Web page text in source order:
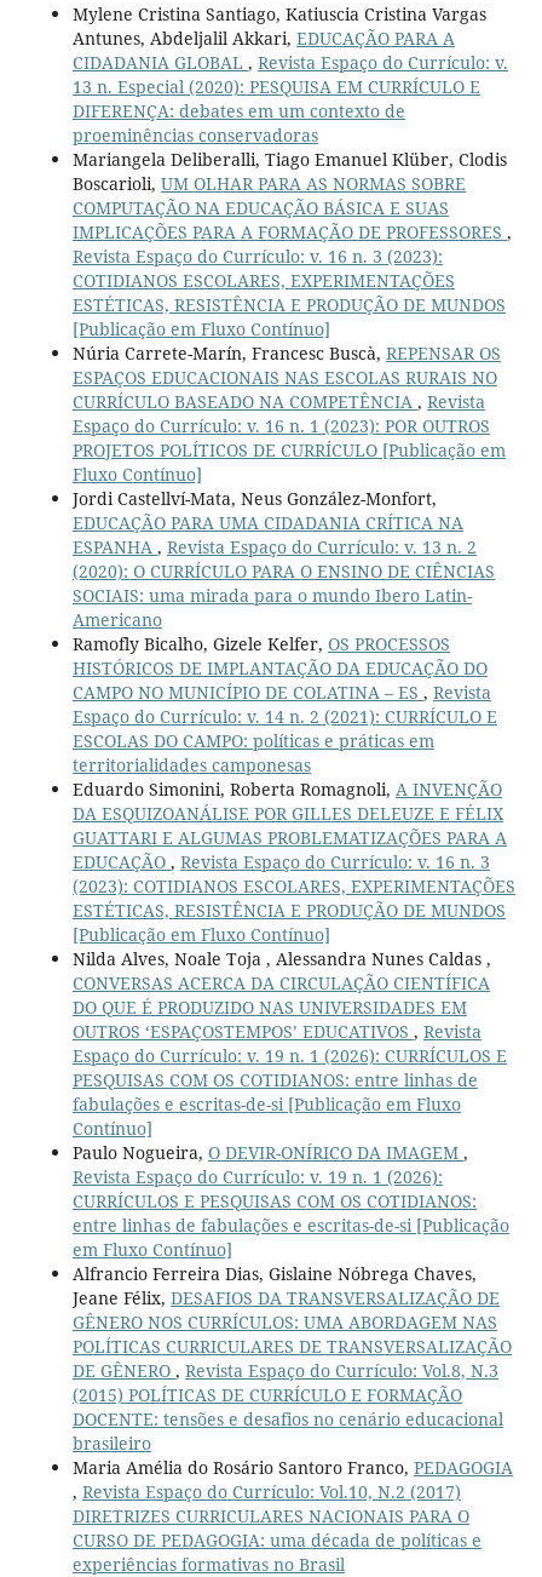
Mylene Cristina Santiago, Katiuscia Cristina Vargas
Antunes, Abdeljalil Akkari, EDUCAÇÃO PARA A
CIDADANIA GLOBAL , Revista Espaço do Currículo: v.
13 n. Especial (2020): PESQUISA EM CURRÍCULO E
DIFERENÇA: debates em um contexto de
proeminências conservadoras
Mariangela Deliberalli, Tiago Emanuel Klüber, Clodis
Boscarioli, UM OLHAR PARA AS NORMAS SOBRE
COMPUTAÇÃO NA EDUCAÇÃO BÁSICA E SUAS
IMPLICAÇÕES PARA A FORMAÇÃO DE PROFESSORES ,
Revista Espaço do Currículo: v. 16 n. 3 (2023):
COTIDIANOS ESCOLARES, EXPERIMENTAÇÕES
ESTÉTICAS, RESISTÊNCIA E PRODUÇÃO DE MUNDOS
[Publicação em Fluxo Contínuo]
Núria Carrete-Marín, Francesc Buscà, REPENSAR OS
ESPAÇOS EDUCACIONAIS NAS ESCOLAS RURAIS NO
CURRÍCULO BASEADO NA COMPETÊNCIA , Revista
Espaço do Currículo: v. 16 n. 1 (2023): POR OUTROS
PROJETOS POLÍTICOS DE CURRÍCULO [Publicação em
Fluxo Contínuo]
Jordi Castellví-Mata, Neus González-Monfort,
EDUCAÇÃO PARA UMA CIDADANIA CRÍTICA NA
ESPANHA , Revista Espaço do Currículo: v. 13 n. 2
(2020): O CURRÍCULO PARA O ENSINO DE CIÊNCIAS
SOCIAIS: uma mirada para o mundo Ibero Latin-
Americano
Ramofly Bicalho, Gizele Kelfer, OS PROCESSOS
HISTÓRICOS DE IMPLANTAÇÃO DA EDUCAÇÃO DO
CAMPO NO MUNICÍPIO DE COLATINA – ES , Revista
Espaço do Currículo: v. 14 n. 2 (2021): CURRÍCULO E
ESCOLAS DO CAMPO: políticas e práticas em
territorialidades camponesas
Eduardo Simonini, Roberta Romagnoli, A INVENÇÃO
DA ESQUIZOANÁLISE POR GILLES DELEUZE E FÉLIX
GUATTARI E ALGUMAS PROBLEMATIZAÇÕES PARA A
EDUCAÇÃO , Revista Espaço do Currículo: v. 16 n. 3
(2023): COTIDIANOS ESCOLARES, EXPERIMENTAÇÕES
ESTÉTICAS, RESISTÊNCIA E PRODUÇÃO DE MUNDOS
[Publicação em Fluxo Contínuo]
Nilda Alves, Noale Toja , Alessandra Nunes Caldas ,
CONVERSAS ACERCA DA CIRCULAÇÃO CIENTÍFICA
DO QUE É PRODUZIDO NAS UNIVERSIDADES EM
OUTROS ‘ESPAÇOSTEMPOS’ EDUCATIVOS , Revista
Espaço do Currículo: v. 19 n. 1 (2026): CURRÍCULOS E
PESQUISAS COM OS COTIDIANOS: entre linhas de
fabulações e escritas-de-si [Publicação em Fluxo
Contínuo]
Paulo Nogueira, O DEVIR-ONÍRICO DA IMAGEM ,
Revista Espaço do Currículo: v. 19 n. 1 (2026):
CURRÍCULOS E PESQUISAS COM OS COTIDIANOS:
entre linhas de fabulações e escritas-de-si [Publicação
em Fluxo Contínuo]
Alfrancio Ferreira Dias, Gislaine Nóbrega Chaves,
Jeane Félix, DESAFIOS DA TRANSVERSALIZAÇÃO DE
GÊNERO NOS CURRÍCULOS: UMA ABORDAGEM NAS
POLÍTICAS CURRICULARES DE TRANSVERSALIZAÇÃO
DE GÊNERO , Revista Espaço do Currículo: Vol.8, N.3
(2015) POLÍTICAS DE CURRÍCULO E FORMAÇÃO
DOCENTE: tensões e desafios no cenário educacional
brasileiro
Maria Amélia do Rosário Santoro Franco, PEDAGOGIA
, Revista Espaço do Currículo: Vol.10, N.2 (2017)
DIRETRIZES CURRICULARES NACIONAIS PARA O
CURSO DE PEDAGOGIA: uma década de políticas e
experiências formativas no Brasil